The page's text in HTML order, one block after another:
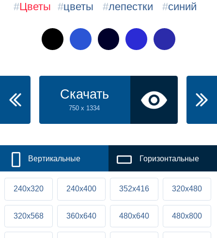
#Цветы #цветы #лепестки #синий
Скачать
750 x 1334
Вертикальные Горизонтальные
240x320 240x400 352x416 320x480
320x568 360x640 480x640 480x800